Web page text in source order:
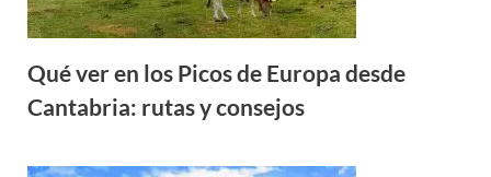
Qué ver en los Picos de Europa desde
Cantabria: rutas y consejos